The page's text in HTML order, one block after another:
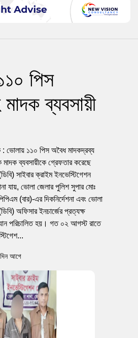
পিস
ব্যবসায়ী
: ভোলায় ১১০ পিস অবৈধ মাদকদ্রব্য
মাদক ব্যবসায়ীকে গ্রেফতার করেছে
সাইবার ক্রাইম ইনভেস্টিগেশন
যায়, ভোলা জেলার পুলিশ সুপার মোঃ
(বার)-এর দিকনির্দেশনা এবং ভোলা
অফিসার ইনচার্জের প্রত্যক্ষ
পরিচালিত হয়। গত ০২ আগস্ট রাতে
আগে